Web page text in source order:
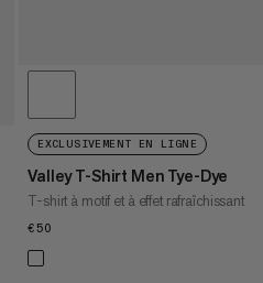
EXCLUSIVEMENT EN LIGNE
Valley T-Shirt Men Tye-Dye
T-shirt à motif et à effet rafraîchissant
€50